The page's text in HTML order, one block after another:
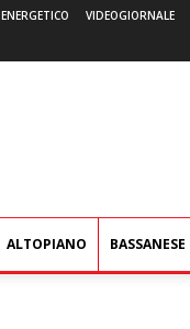
VIDEOGIORNALE
ALTOPIANO BASSANESE